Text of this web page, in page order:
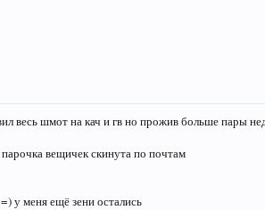
весь шмот на кач и гв но прожив больше пары
вещичек скинута по почтам
у меня ещё зени остались